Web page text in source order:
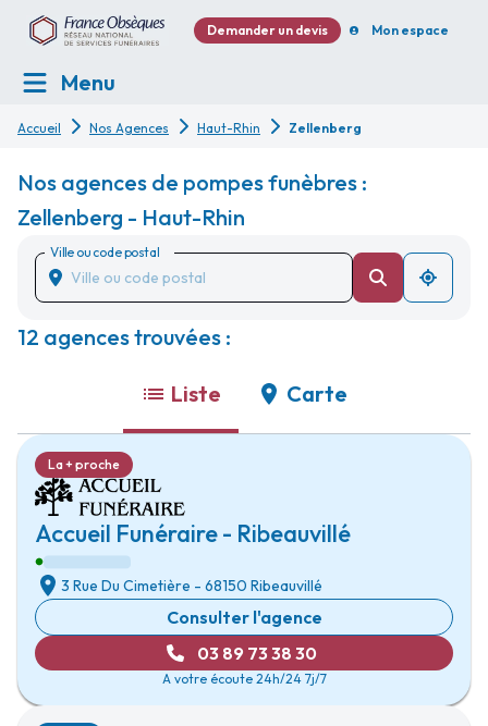
Demander un devis Mon espace
Menu
Accueil Nos Agences Haut-Rhin Zellenberg
Nos agences de pompes funèbres :
Zellenberg - Haut-Rhin
Ville ou code postal
12 agences trouvées :
Liste Carte
Accueil Funéraire - Ribeauvillé
La + proche
3 Rue Du Cimetière - 68150 Ribeauvillé
Consulter l'agence
03 89 73 38 30
A votre écoute 24h/24 7j/7